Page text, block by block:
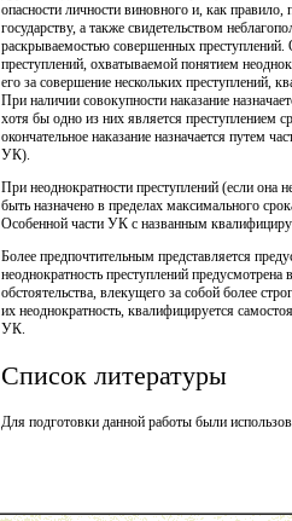
опасности личности виновного и, как
государству, а также свидетельством
раскрываемостью совершенных преступлений.
преступлений, охватываемой понятием
его за совершение нескольких преступлений,
При наличии совокупности наказание
хотя бы одно из них является преступлением
окончательное наказание назначается путем
УК).
При неоднократности преступлений (если она
быть назначено в пределах максимального
Особенной части УК с названным
Более предпочтительным представляется
неоднократность преступлений предусмотрена
обстоятельства, влекущего за собой более
их неоднократность, квалифицируется
УК.
Список литературы
Для подготовки данной работы были